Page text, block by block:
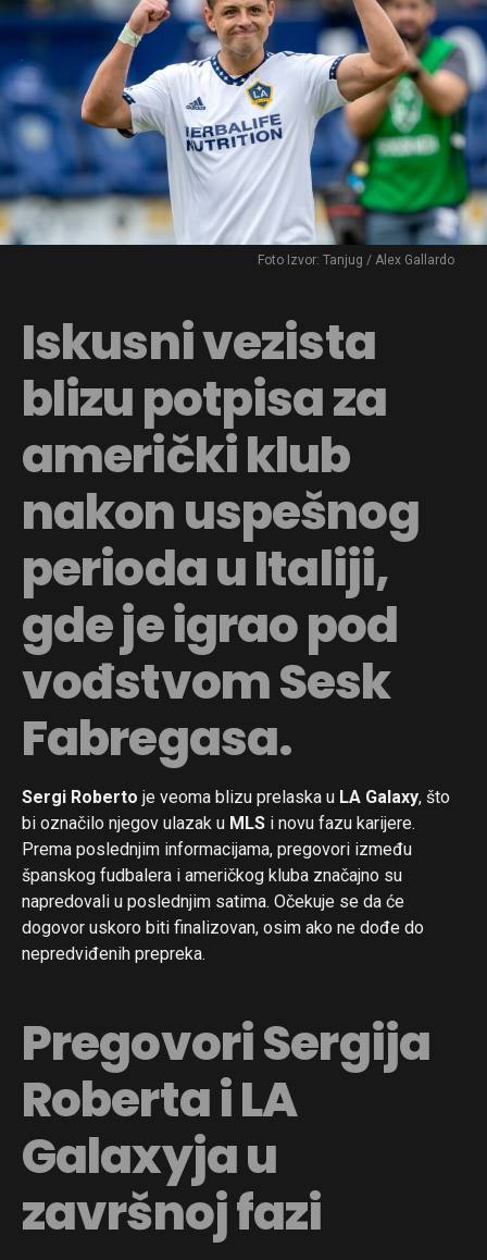
Foto Izvor: Tanjug / Alex Gallardo
Iskusni vezista
blizu potpisa za
američki klub
nakon uspešnog
perioda u Italiji,
gde je igrao pod
vođstvom Sesk
Fabregasa.
Sergi Roberto je veoma blizu prelaska u LA Galaxy, što
bi označilo njegov ulazak u MLS i novu fazu karijere.
Prema poslednjim informacijama, pregovori između
španskog fudbalera i američkog kluba značajno su
napredovali u poslednjim satima. Očekuje se da će
dogovor uskoro biti finalizovan, osim ako ne dođe do
nepredviđenih prepreka.
Pregovori Sergija
Roberta i LA
Galaxyja u
završnoj fazi